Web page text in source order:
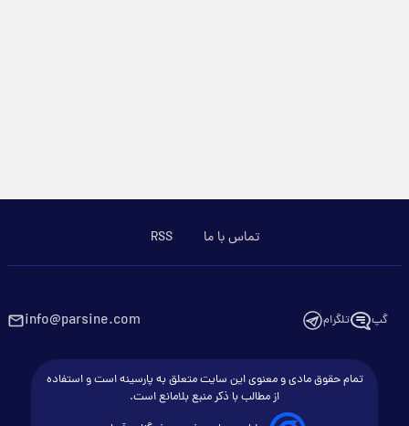
تماس با ما RSS
گپ تلگرام info@parsine.com
تمام حقوق مادی و معنوی این سایت متعلق به پارسینه است و استفاده
از مطالب با ذکر منبع بلامانع است.